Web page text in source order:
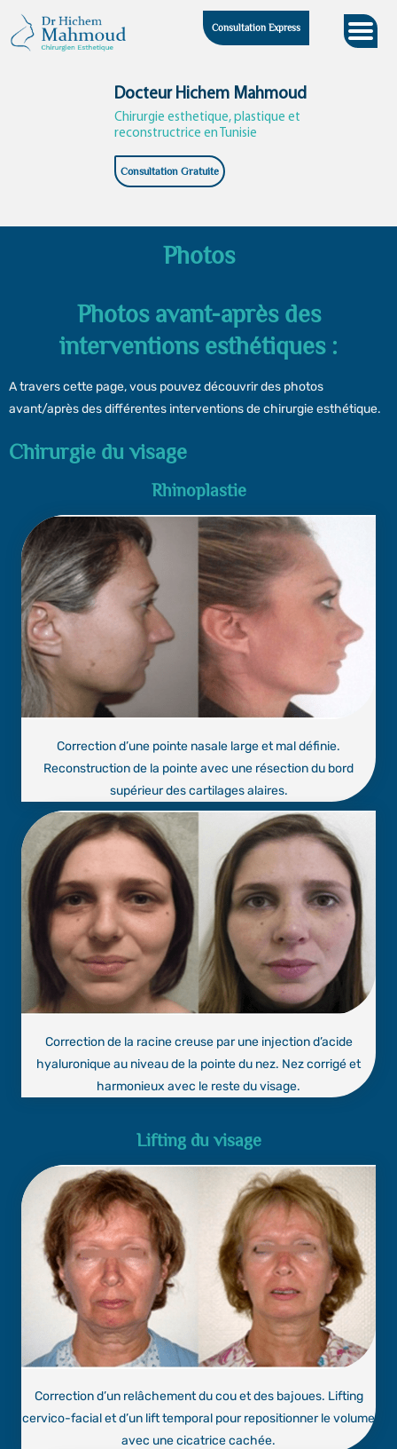
content
Consultation Express
Docteur Hichem Mahmoud
Chirurgie esthetique, plastique et
reconstructrice en Tunisie
Consultation Gratuite
Photos
Photos avant-après des
interventions esthétiques :
A travers cette page, vous pouvez découvrir des photos
avant/après des différentes interventions de chirurgie esthétique.
Chirurgie du visage
Rhinoplastie
Correction d’une pointe nasale large et mal définie.
Reconstruction de la pointe avec une résection du bord
supérieur des cartilages alaires.
Correction de la racine creuse par une injection d’acide
hyaluronique au niveau de la pointe du nez. Nez corrigé et
harmonieux avec le reste du visage.
Lifting du visage
Correction d’un relâchement du cou et des bajoues. Lifting
cervico-facial et d’un lift temporal pour repositionner le volume
avec une cicatrice cachée.